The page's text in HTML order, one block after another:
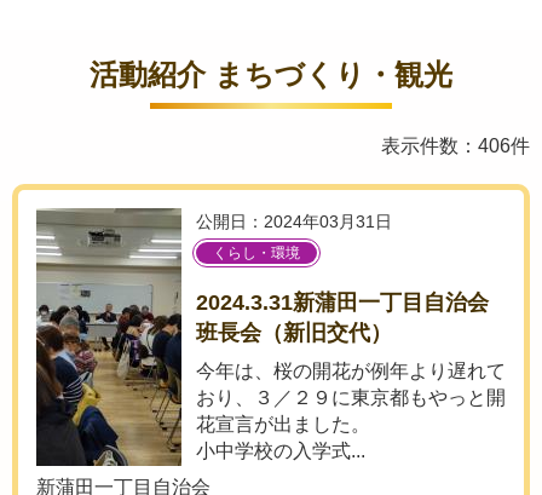
活動紹介 まちづくり・観光
表示件数：406件
公開日：2024年03月31日
くらし・環境
2024.3.31新蒲田一丁目自治会
班長会（新旧交代）
今年は、桜の開花が例年より遅れて
おり、３／２９に東京都もやっと開
花宣言が出ました。
小中学校の入学式...
新蒲田一丁目自治会